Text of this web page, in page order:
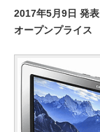
2017年5月9日 発表
オープンプライス